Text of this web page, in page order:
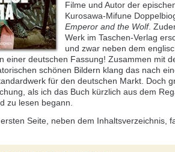
Filme und Autor der
Kurosawa-Mifune
Emperor and the Wolf.
Werk im Taschen-Verlag
und zwar neben dem
einer deutschen Fassung! Zusammen mit
schönen Bildern klang das nach
für den deutschen Markt. Doch
als ich das Buch kürzlich aus dem
zu lesen begann.
Seite, neben dem Inhaltsverzeichnis,